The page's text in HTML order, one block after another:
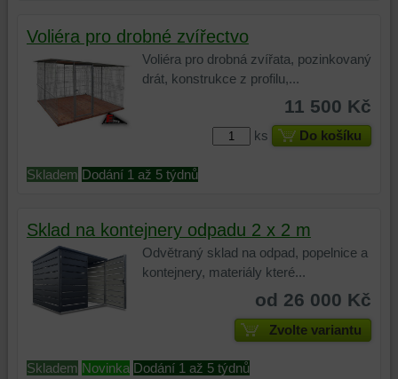
Voliéra pro drobné zvířectvo
Voliéra pro drobná zvířata, pozinkovaný
drát, konstrukce z profilu,...
11 500 Kč
ks Do košíku
Skladem Dodání 1 až 5 týdnů
Sklad na kontejnery odpadu 2 x 2 m
Odvětraný sklad na odpad, popelnice a
kontejnery, materiály které...
od 26 000 Kč
Zvolte variantu
Skladem Novinka Dodání 1 až 5 týdnů